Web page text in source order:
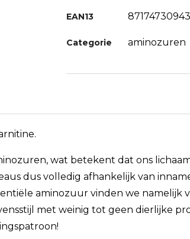
EAN13
Categorie aminozuren
wat betekent dat ons
dus volledig afhankelijk van
aminozuur vinden we namelijk
met weinig tot geen dierlijke